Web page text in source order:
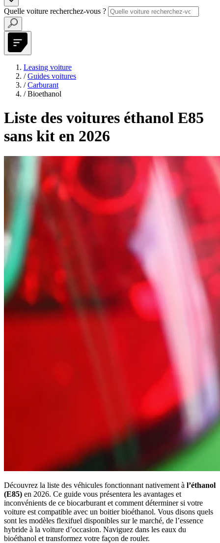
Quelle voiture recherchez-vous ?
Leasing voiture
/ Guides voitures
/ Carburant
/ Bioethanol
Liste des voitures éthanol E85
sans kit en 2026
Découvrez la liste des véhicules fonctionnant nativement à l’éthanol
(E85) en 2026. Ce guide vous présentera les avantages et
inconvénients de ce biocarburant et comment déterminer si votre
voiture est compatible avec un boitier bioéthanol. Vous disons quels
sont les modèles flexifuel disponibles sur le marché, de l’essence
hybride à la voiture d’occasion. Naviguez dans les eaux du
bioéthanol et transformez votre façon de rouler.